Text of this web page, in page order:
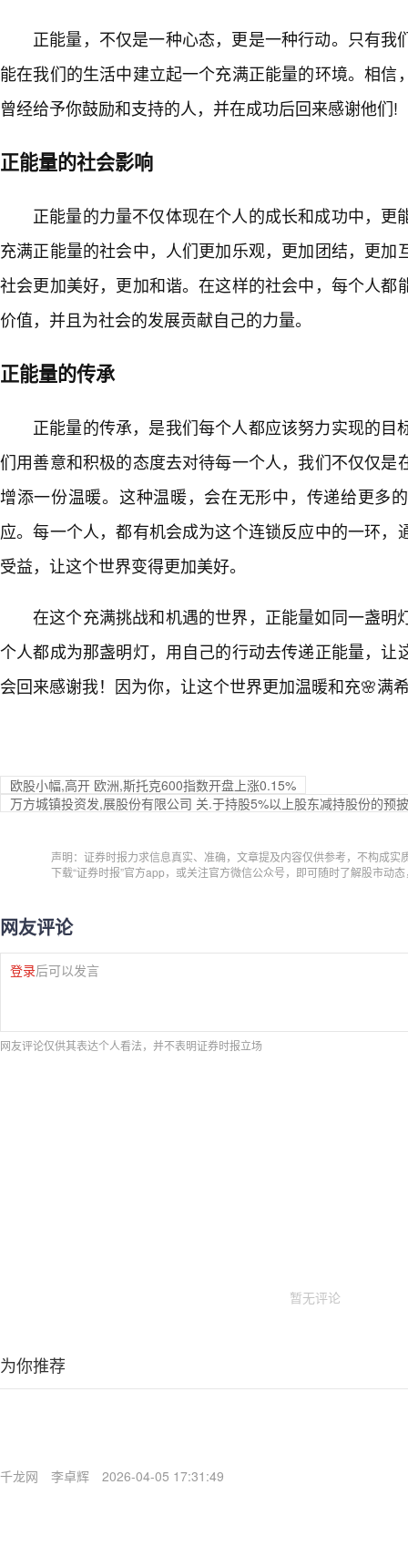
正能量，不仅是一种心态，更是一种行动。只有我
能在我们的生活中建立起一个充满正能量的环境。相信
曾经给予你鼓励和支持的人，并在成功后回来感谢他们!
正能量的社会影响
正能量的力量不仅体现在个人的成长和成功中，更
充满正能量的社会中，人们更加乐观，更加团结，更加
社会更加美好，更加和谐。在这样的社会中，每个人都
价值，并且为社会的发展贡献自己的力量。
正能量的传承
正能量的传承，是我们每个人都应该努力实现的目
们用善意和积极的态度去对待每一个人，我们不仅仅是
增添一份温暖。这种温暖，会在无形中，传递给更多
应。每一个人，都有机会成为这个连锁反应中的一环，
受益，让这个世界变得更加美好。
在这个充满挑战和机遇的世界，正能量如同一盏明
个人都成为那盏明灯，用自己的行动去传递正能量，让
会回来感谢我！因为你，让这个世界更加温暖和充🌸满
欧股小幅,高开 欧洲,斯托克600指数开盘上涨0.15%
万方城镇投资发,展股份有限公司 关.于持股5%以上股东减持股份的预
声明：证券时报力求信息真实、准确，文章提及内容仅供参考，不构成实
下载“证券时报”官方app，或关注官方微信公众号，即可随时了解股市动
网友评论
登录后可以发言
网友评论仅供其表达个人看法，并不表明证券时报立场
暂无评论
为你推荐
千龙网 李卓辉 2026-04-05 17:31:49